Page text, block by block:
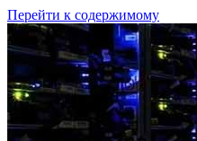
Перейти к содержимому